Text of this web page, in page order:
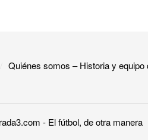
Quiénes somos – Historia y equipo
- El fútbol, de otra manera